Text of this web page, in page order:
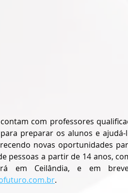
com professores
preparar os alunos e
novas oportunidades
pessoas a partir de 14 anos,
.